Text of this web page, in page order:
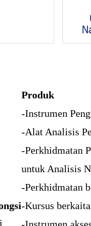
Produk
-Instrumen
-Alat Analisis
-Perkhidmatan
untuk Analisis
-Perkhidmatan
-Kursus